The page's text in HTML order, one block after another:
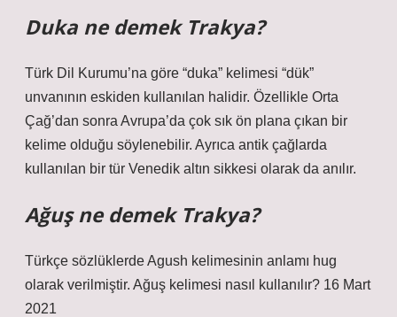
Duka ne demek Trakya?
Türk Dil Kurumu’na göre “duka” kelimesi “dük”
unvanının eskiden kullanılan halidir. Özellikle Orta
Çağ’dan sonra Avrupa’da çok sık ön plana çıkan bir
kelime olduğu söylenebilir. Ayrıca antik çağlarda
kullanılan bir tür Venedik altın sikkesi olarak da anılır.
Ağuş ne demek Trakya?
Türkçe sözlüklerde Agush kelimesinin anlamı hug
olarak verilmiştir. Ağuş kelimesi nasıl kullanılır? 16 Mart
2021